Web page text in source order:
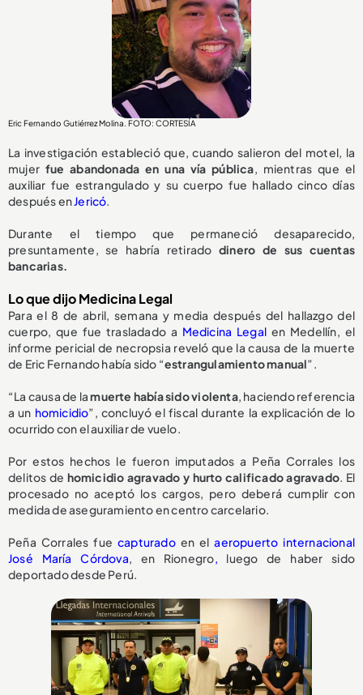
Eric Fernando Gutiérrez Molina. FOTO: CORTESÍA
La investigación estableció que, cuando salieron del motel, la
mujer fue abandonada en una vía pública, mientras que el
auxiliar fue estrangulado y su cuerpo fue hallado cinco días
después enJericó.
Durante el tiempo que permaneció desaparecido,
presuntamente, se habría retirado dinero de sus cuentas
bancarias.
Lo que dijo Medicina Legal
Para el 8 de abril, semana y media después del hallazgo del
cuerpo, que fue trasladado a Medicina Legal en Medellín, el
informe pericial de necropsia reveló que la causa de la muerte
de Eric Fernando había sido “estrangulamiento manual”.
“La causa de lamuerte había sido violenta, haciendo referencia
a un homicidio”, concluyó el fiscal durante la explicación de lo
ocurrido con el auxiliar de vuelo.
Por estos hechos le fueron imputados a Peña Corrales los
delitos de homicidio agravado y hurto calificado agravado. El
procesado no aceptó los cargos, pero deberá cumplir con
medida de aseguramiento en centro carcelario.
Peña Corrales fue capturadoen elaeropuerto internacional
José María Córdova, en Rionegro, luego de haber sido
deportado desde Perú.